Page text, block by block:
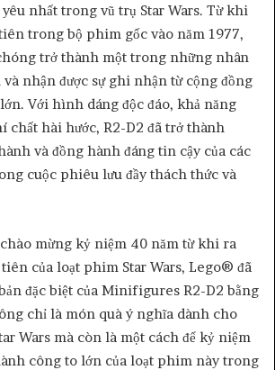
nhất trong vũ trụ Star Wars. Từ khi
trong bộ phim gốc vào năm 1977,
trở thành một trong những nhân
nhận được sự ghi nhận từ cộng đồng
Với hình dáng độc đáo, khả năng
hài hước, R2-D2 đã trở thành
và đồng hành đáng tin cậy của các
cuộc phiêu lưu đầy thách thức và
chào mừng kỷ niệm 40 năm từ khi ra
của loạt phim Star Wars, Lego® đã
đặc biệt của Minifigures R2-D2 bằng
chỉ là món quà ý nghĩa dành cho
Wars mà còn là một cách để kỷ niệm
công to lớn của loạt phim này trong